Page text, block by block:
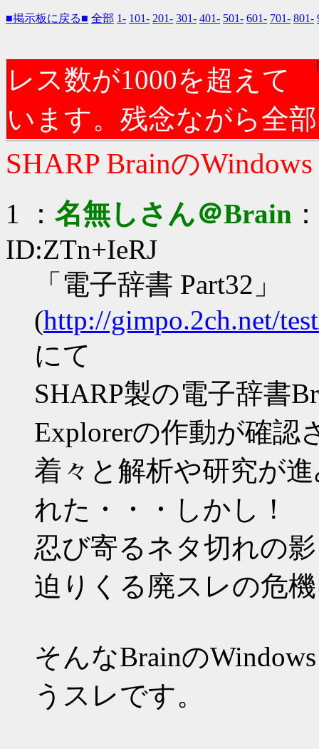
■掲示板に戻る■ 全部 1- 101- 201- 301- 401- 501- 601- 701- 801-
レス数が1000を超えて
います。残念ながら全
SHARP Brainの
1 ： 名無しさん＠Brain
ID:ZTn+IeRJ
「電子辞書 Part32」
(http://gimpo.2ch.net/
にて
SHARP製の電子辞書
Explorerの作動が確認
着々と解析や研究が
れた・・・しかし！
忍び寄るネタ切れの
迫りくる廃スレの危
そんなBrainの
うスレです。